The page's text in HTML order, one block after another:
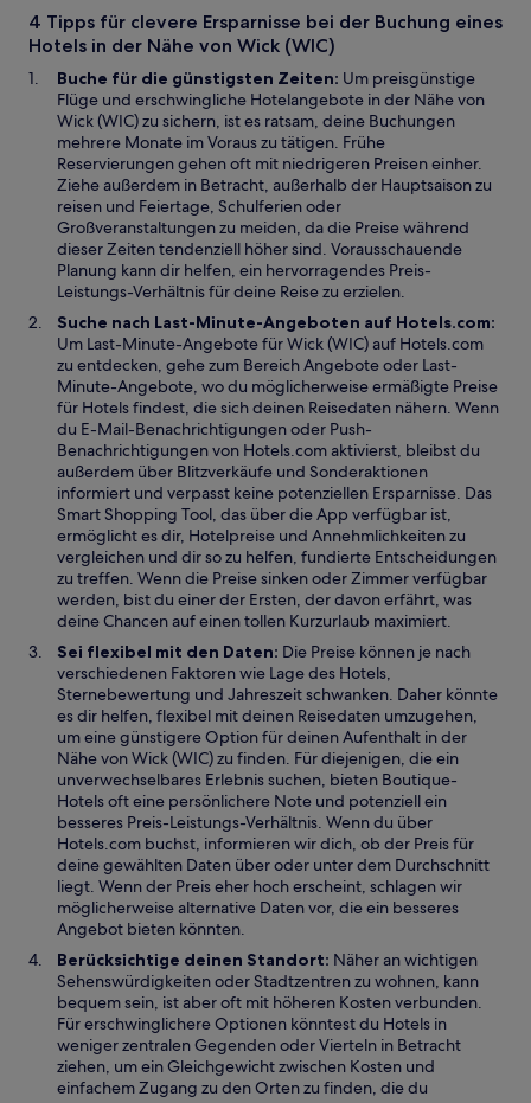
f
f
e
t
t
e
r
g
e
ö
f
f
n
e
t
n
F
e
n
s
t
e
r
g
e
ö
f
f
n
e
t
e
m
e
u
e
n
F
e
n
s
t
e
r
g
e
ö
f
f
n
e
t
4 Tipps für clevere Ersparnisse bei der Buchung eines
Hotels in der Nähe von Wick (WIC)
Buche für die günstigsten Zeiten: Um preisgünstige
Flüge und erschwingliche Hotelangebote in der Nähe von
Wick (WIC) zu sichern, ist es ratsam, deine Buchungen
mehrere Monate im Voraus zu tätigen. Frühe
Reservierungen gehen oft mit niedrigeren Preisen einher.
Ziehe außerdem in Betracht, außerhalb der Hauptsaison zu
reisen und Feiertage, Schulferien oder
Großveranstaltungen zu meiden, da die Preise während
dieser Zeiten tendenziell höher sind. Vorausschauende
Planung kann dir helfen, ein hervorragendes Preis-
Leistungs-Verhältnis für deine Reise zu erzielen.
Suche nach Last-Minute-Angeboten auf Hotels.com:
Um Last-Minute-Angebote für Wick (WIC) auf Hotels.com
zu entdecken, gehe zum BereichAngeboteW
i
r
i
n
e
i
n
e
m
n
e
e
n
F
e
n
s
t
e
r
g
e
ö
f
n
e
t
oder Last-
Minute-Angebote, wo du möglicherweise ermäßigte Preise
für Hotels findest, die sich deinen Reisedaten nähern. Wenn
du E-Mail-Benachrichtigungen oder Push-
Benachrichtigungen von Hotels.com aktivierst, bleibst du
außerdem über Blitzverkäufe und Sonderaktionen
informiert und verpasst keine potenziellen Ersparnisse. Das
Smart Shopping Tool, das über die App verfügbar ist,
ermöglicht es dir, Hotelpreise und Annehmlichkeiten zu
vergleichen und dir so zu helfen, fundierte Entscheidungen
zu treffen. Wenn die Preise sinken oder Zimmer verfügbar
werden, bist du einer der Ersten, der davon erfährt, was
deine Chancen auf einen tollen Kurzurlaub maximiert.
Sei flexibel mit den Daten: Die Preise können je nach
verschiedenen Faktoren wie Lage des Hotels,
Sternebewertung und Jahreszeit schwanken. Daher könnte
es dir helfen, flexibel mit deinen Reisedaten umzugehen,
um eine günstigere Option für deinen Aufenthalt in der
Nähe von Wick (WIC) zu finden. Für diejenigen, die ein
unverwechselbares Erlebnis suchen, bieten Boutique-
Hotels oft eine persönlichere Note und potenziell ein
besseres Preis-Leistungs-Verhältnis. Wenn du über
Hotels.com buchst, informieren wir dich, ob der Preis für
deine gewählten Daten über oder unter dem Durchschnitt
liegt. Wenn der Preis eher hoch erscheint, schlagen wir
möglicherweise alternative Daten vor, die ein besseres
Angebot bieten könnten.
Berücksichtige deinen Standort: Näher an wichtigen
Sehenswürdigkeiten oder Stadtzentren zu wohnen, kann
bequem sein, ist aber oft mit höheren Kosten verbunden.
Für erschwinglichere Optionen könntest du Hotels in
weniger zentralen Gegenden oder Vierteln in Betracht
ziehen, um ein Gleichgewicht zwischen Kosten und
einfachem Zugang zu den Orten zu finden, die du